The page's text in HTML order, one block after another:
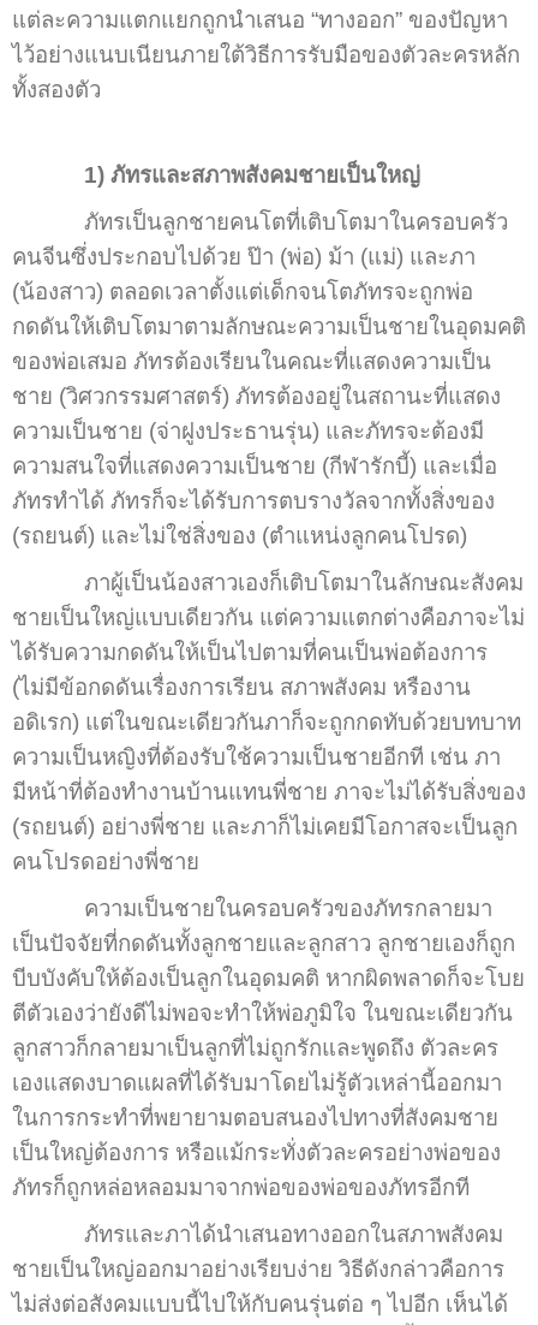
แต่ละความแตกแยกถูกนำเสนอ “ทางออก” ของปัญหา
ไว้อย่างแนบเนียนภายใต้วิธีการรับมือของตัวละครหลัก
ทั้งสองตัว
1) ภัทรและสภาพสังคมชายเป็นใหญ่
ภัทรเป็นลูกชายคนโตที่เติบโตมาในครอบครัว
คนจีนซึ่งประกอบไปด้วย ป๊า (พ่อ) ม้า (แม่) และภา
(น้องสาว) ตลอดเวลาตั้งแต่เด็กจนโตภัทรจะถูกพ่อ
กดดันให้เติบโตมาตามลักษณะความเป็นชายในอุดมคติ
ของพ่อเสมอ ภัทรต้องเรียนในคณะที่แสดงความเป็น
ชาย (วิศวกรรมศาสตร์) ภัทรต้องอยู่ในสถานะที่แสดง
ความเป็นชาย (จ่าฝูงประธานรุ่น) และภัทรจะต้องมี
ความสนใจที่แสดงความเป็นชาย (กีฬารักบี้) และเมื่อ
ภัทรทำได้ ภัทรก็จะได้รับการตบรางวัลจากทั้งสิ่งของ
(รถยนต์) และไม่ใช่สิ่งของ (ตำแหน่งลูกคนโปรด)
ภาผู้เป็นน้องสาวเองก็เติบโตมาในลักษณะสังคม
ชายเป็นใหญ่แบบเดียวกัน แต่ความแตกต่างคือภาจะไม่
ได้รับความกดดันให้เป็นไปตามที่คนเป็นพ่อต้องการ
(ไม่มีข้อกดดันเรื่องการเรียน สภาพสังคม หรืองาน
อดิเรก) แต่ในขณะเดียวกันภาก็จะถูกกดทับด้วยบทบาท
ความเป็นหญิงที่ต้องรับใช้ความเป็นชายอีกที เช่น ภา
มีหน้าที่ต้องทำงานบ้านแทนพี่ชาย ภาจะไม่ได้รับสิ่งของ
(รถยนต์) อย่างพี่ชาย และภาก็ไม่เคยมีโอกาสจะเป็นลูก
คนโปรดอย่างพี่ชาย
ความเป็นชายในครอบครัวของภัทรกลายมา
เป็นปัจจัยที่กดดันทั้งลูกชายและลูกสาว ลูกชายเองก็ถูก
บีบบังคับให้ต้องเป็นลูกในอุดมคติ หากผิดพลาดก็จะโบย
ตีตัวเองว่ายังดีไม่พอจะทำให้พ่อภูมิใจ ในขณะเดียวกัน
ลูกสาวก็กลายมาเป็นลูกที่ไม่ถูกรักและพูดถึง ตัวละคร
เองแสดงบาดแผลที่ได้รับมาโดยไม่รู้ตัวเหล่านี้ออกมา
ในการกระทำที่พยายามตอบสนองไปทางที่สังคมชาย
เป็นใหญ่ต้องการ หรือแม้กระทั่งตัวละครอย่างพ่อของ
ภัทรก็ถูกหล่อหลอมมาจากพ่อของพ่อของภัทรอีกที
ภัทรและภาได้นำเสนอทางออกในสภาพสังคม
ชายเป็นใหญ่ออกมาอย่างเรียบง่าย วิธีดังกล่าวคือการ
ไม่ส่งต่อสังคมแบบนี้ไปให้กับคนรุ่นต่อ ๆ ไปอีก เห็นได้